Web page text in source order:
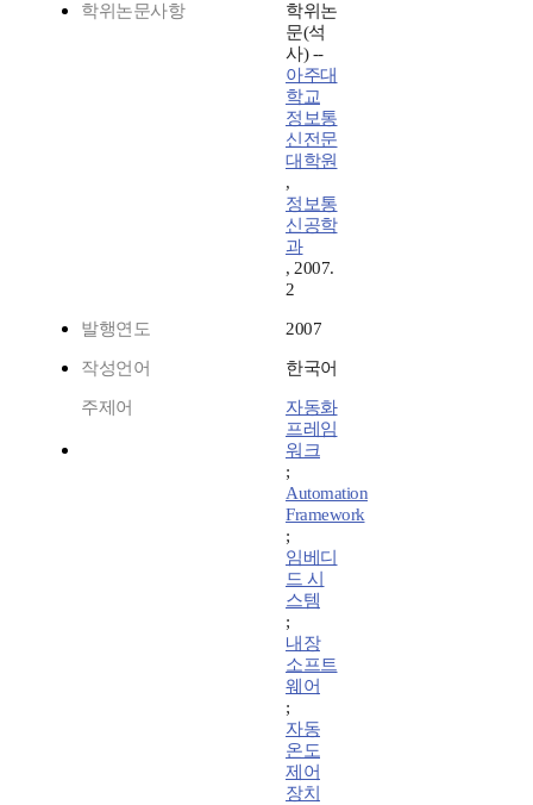
학위논문사항
학위논
문(석
사) --
아주대
학교
정보통
신전문
대학원
,
정보통
신공학
과
, 2007.
2
발행연도 2007
작성언어 한국어
주제어
자동화
프레임
워크
;
Automation
Framework
;
임베디
드 시
스템
;
내장
소프트
웨어
;
자동
온도
제어
장치